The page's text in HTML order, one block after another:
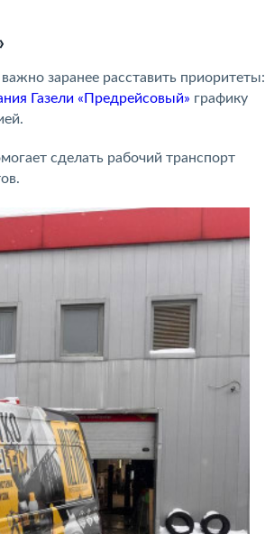
заранее расставить приоритеты:
Газели «Предрейсовый» графику
сделать рабочий транспорт